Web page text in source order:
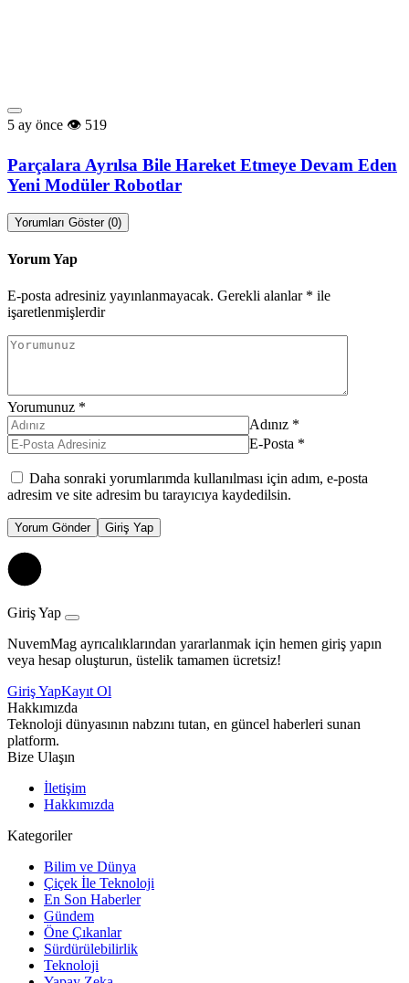
5 ay önce 519
Parçalara Ayrılsa Bile Hareket Etmeye Devam Eden
Yeni Modüler Robotlar
Yorumları Göster (0)
Yorum Yap
E-posta adresiniz yayınlanmayacak. Gerekli alanlar * ile
işaretlenmişlerdir
Yorumunuz *
Adınız *
E-Posta *
Daha sonraki yorumlarımda kullanılması için adım, e-posta
adresim ve site adresim bu tarayıcıya kaydedilsin.
Yorum Gönder Giriş Yap
Giriş Yap
NuvemMag ayrıcalıklarından yararlanmak için hemen giriş yapın
veya hesap oluşturun, üstelik tamamen ücretsiz!
Giriş YapKayıt Ol
Hakkımızda
Teknoloji dünyasının nabzını tutan, en güncel haberleri sunan
platform.
Bize Ulaşın
İletişim
Hakkımızda
Kategoriler
Bilim ve Dünya
Çiçek İle Teknoloji
En Son Haberler
Gündem
Öne Çıkanlar
Sürdürülebilirlik
Teknoloji